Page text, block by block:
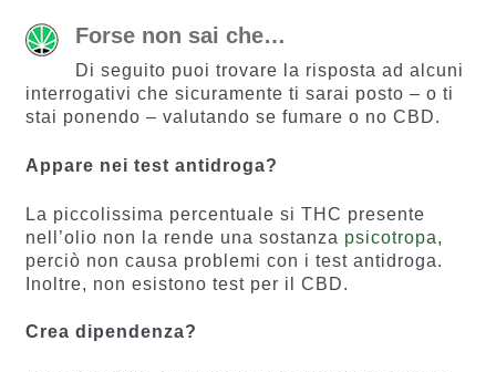
Forse non sai che…
Di seguito puoi trovare la risposta ad alcuni
interrogativi che sicuramente ti sarai posto – o ti
stai ponendo – valutando se fumare o no CBD.
Appare nei test antidroga?
La piccolissima percentuale si THC presente
nell’olio non la rende una sostanza psicotropa,
perciò non causa problemi con i test antidroga.
Inoltre, non esistono test per il CBD.
Crea dipendenza?